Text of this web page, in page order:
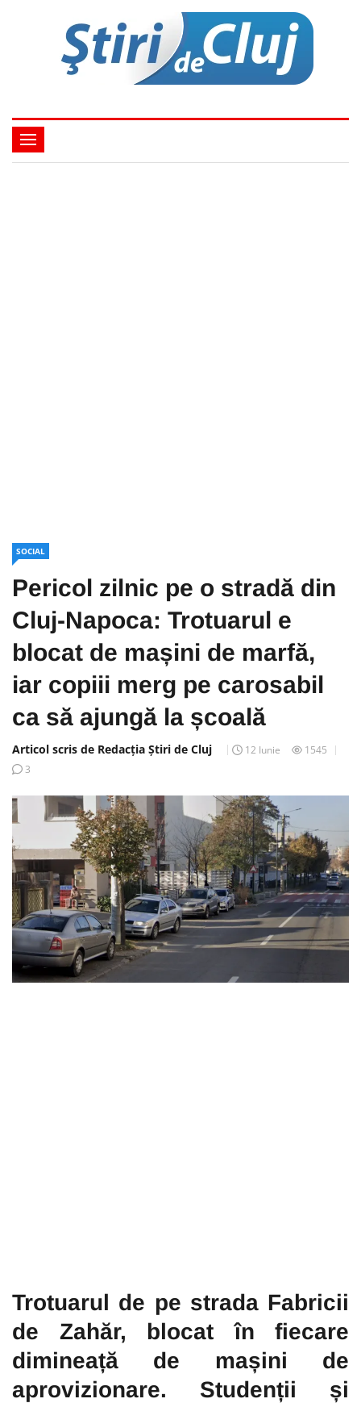
SOCIAL
Pericol zilnic pe o stradă din
Cluj-Napoca: Trotuarul e
blocat de mașini de marfă,
iar copiii merg pe carosabil
ca să ajungă la școală
Articol scris de Redacția Știri de Cluj 12 Iunie
1545
3
Trotuarul de pe strada Fabricii
de Zahăr, blocat în fiecare
dimineață de mașini de
aprovizionare. Studenții și